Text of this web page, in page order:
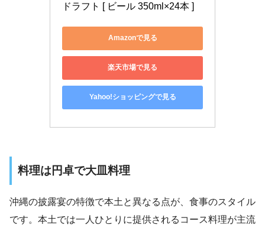
ドラフト [ ビール 350ml×24本 ]
Amazonで見る
楽天市場で見る
Yahoo!ショッピングで見る
料理は円卓で大皿料理
沖縄の披露宴の特徴で本土と異なる点が、食事のスタイル
です。本土では一人ひとりに提供されるコース料理が主流